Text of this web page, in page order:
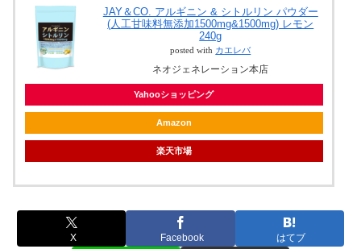
JAY＆CO. アルギニン & シトルリン パウダー
(人工甘味料無添加1500mg&1500mg) レモン
240g
posted with カエレバ
ネオジェネレーション本店
Yahooショッピング
Amazon
楽天市場
X Facebook はてブ